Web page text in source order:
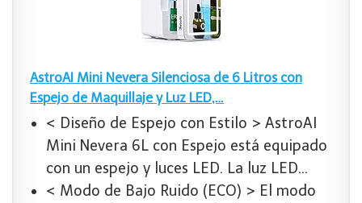
AstroAI Mini Nevera Silenciosa de 6 Litros con
Espejo de Maquillaje y Luz LED,…
< Diseño de Espejo con Estilo > AstroAI
Mini Nevera 6L con Espejo está equipado
con un espejo y luces LED. La luz LED…
< Modo de Bajo Ruido (ECO) > El modo